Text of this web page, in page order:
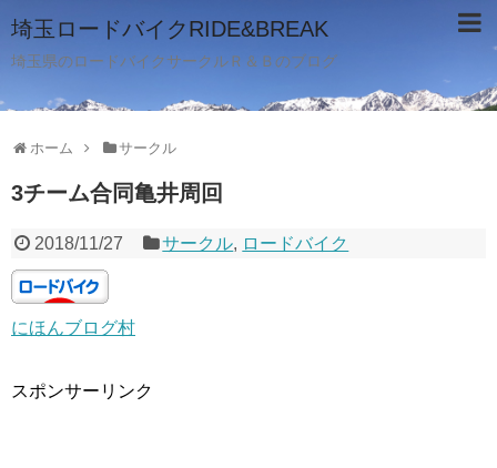
埼玉ロードバイクRIDE&BREAK
埼玉県のロードバイクサークルＲ＆Ｂのブログ
ホーム サークル
3チーム合同亀井周回
2018/11/27 サークル, ロードバイク
にほんブログ村
スポンサーリンク